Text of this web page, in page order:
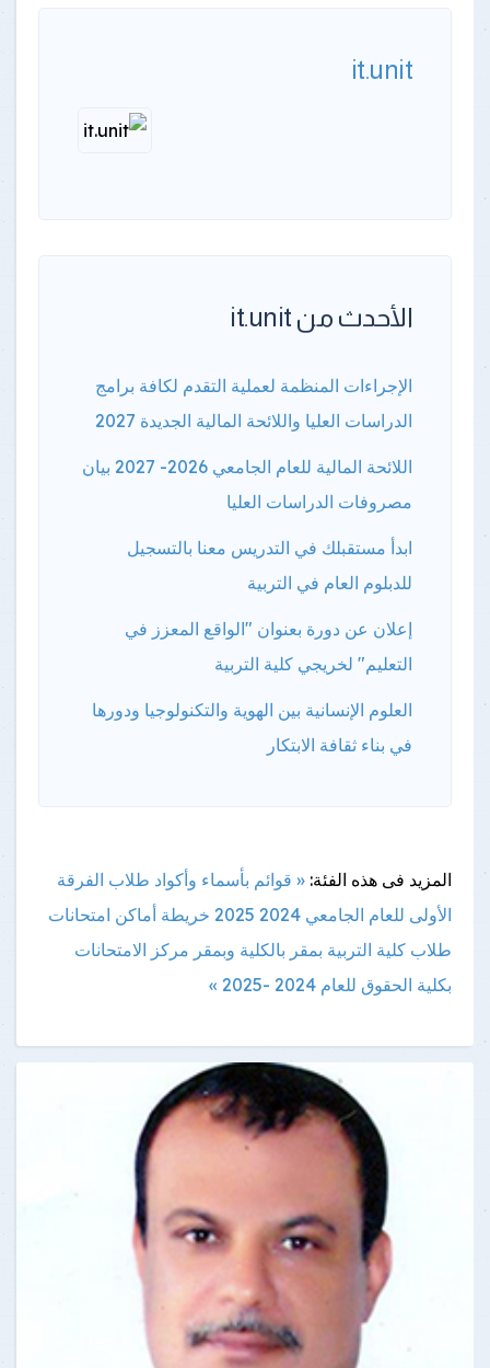
it.unit
الأحدث من it.unit
الإجراءات المنظمة لعملية التقدم لكافة برامج
الدراسات العليا واللائحة المالية الجديدة 2027
اللائحة المالية للعام الجامعي 2026- 2027 بيان
مصروفات الدراسات العليا
ابدأ مستقبلك في التدريس معنا بالتسجيل
للدبلوم العام في التربية
إعلان عن دورة بعنوان "الواقع المعزز في
التعليم" لخريجي كلية التربية
العلوم الإنسانية بين الهوية والتكنولوجيا ودورها
في بناء ثقافة الابتكار
المزيد فى هذه الفئة: « قوائم بأسماء وأكواد طلاب الفرقة
الأولى للعام الجامعي 2024 2025
خريطة أماكن امتحانات
طلاب كلية التربية بمقر بالكلية وبمقر مركز الامتحانات
بكلية الحقوق للعام 2024 -2025 »